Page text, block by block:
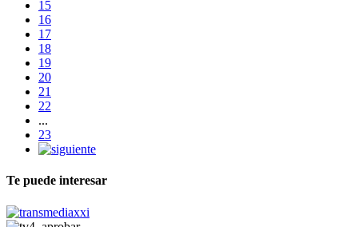
15
16
17
18
19
20
21
22
...
23
Te puede interesar